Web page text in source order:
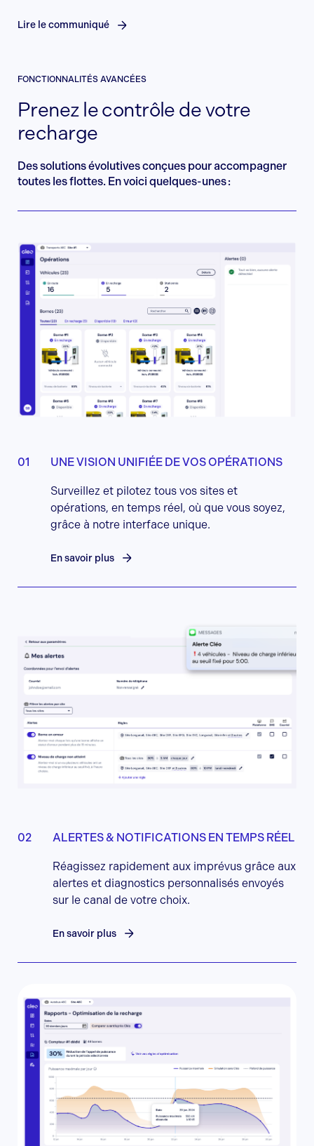
Lire le communiqué
FONCTIONNALITÉS AVANCÉES
Prenez le contrôle de votre
recharge
Des solutions évolutives conçues pour accompagner
toutes les flottes. En voici quelques-unes :
UNE VISION UNIFIÉE DE VOS OPÉRATIONS
Surveillez et pilotez tous vos sites et
opérations, en temps réel, où que vous soyez,
grâce à notre interface unique.
En savoir plus
ALERTES & NOTIFICATIONS EN TEMPS RÉEL
Réagissez rapidement aux imprévus grâce aux
alertes et diagnostics personnalisés envoyés
sur le canal de votre choix.
En savoir plus